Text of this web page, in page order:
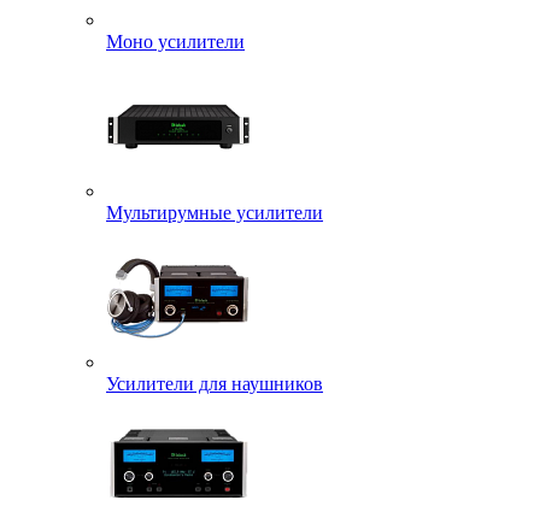
Моно усилители
Мультирумные усилители
Усилители для наушников